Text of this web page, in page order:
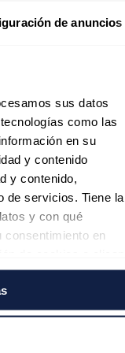
de anuncios
sus datos
como las
en su
y contenido
y contenido,
de servicios. Tiene la
y con qué
consentimiento en
ubicación geográfica
petrolíferos a
en
campo Eridu con
barriles.
mayores
20 años, afirma
de acuerdo